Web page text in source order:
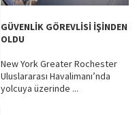
GÜVENLİK GÖREVLİSİ İŞİNDEN
OLDU
New York Greater Rochester
Uluslararası Havalimanı’nda
yolcuya üzerinde ...